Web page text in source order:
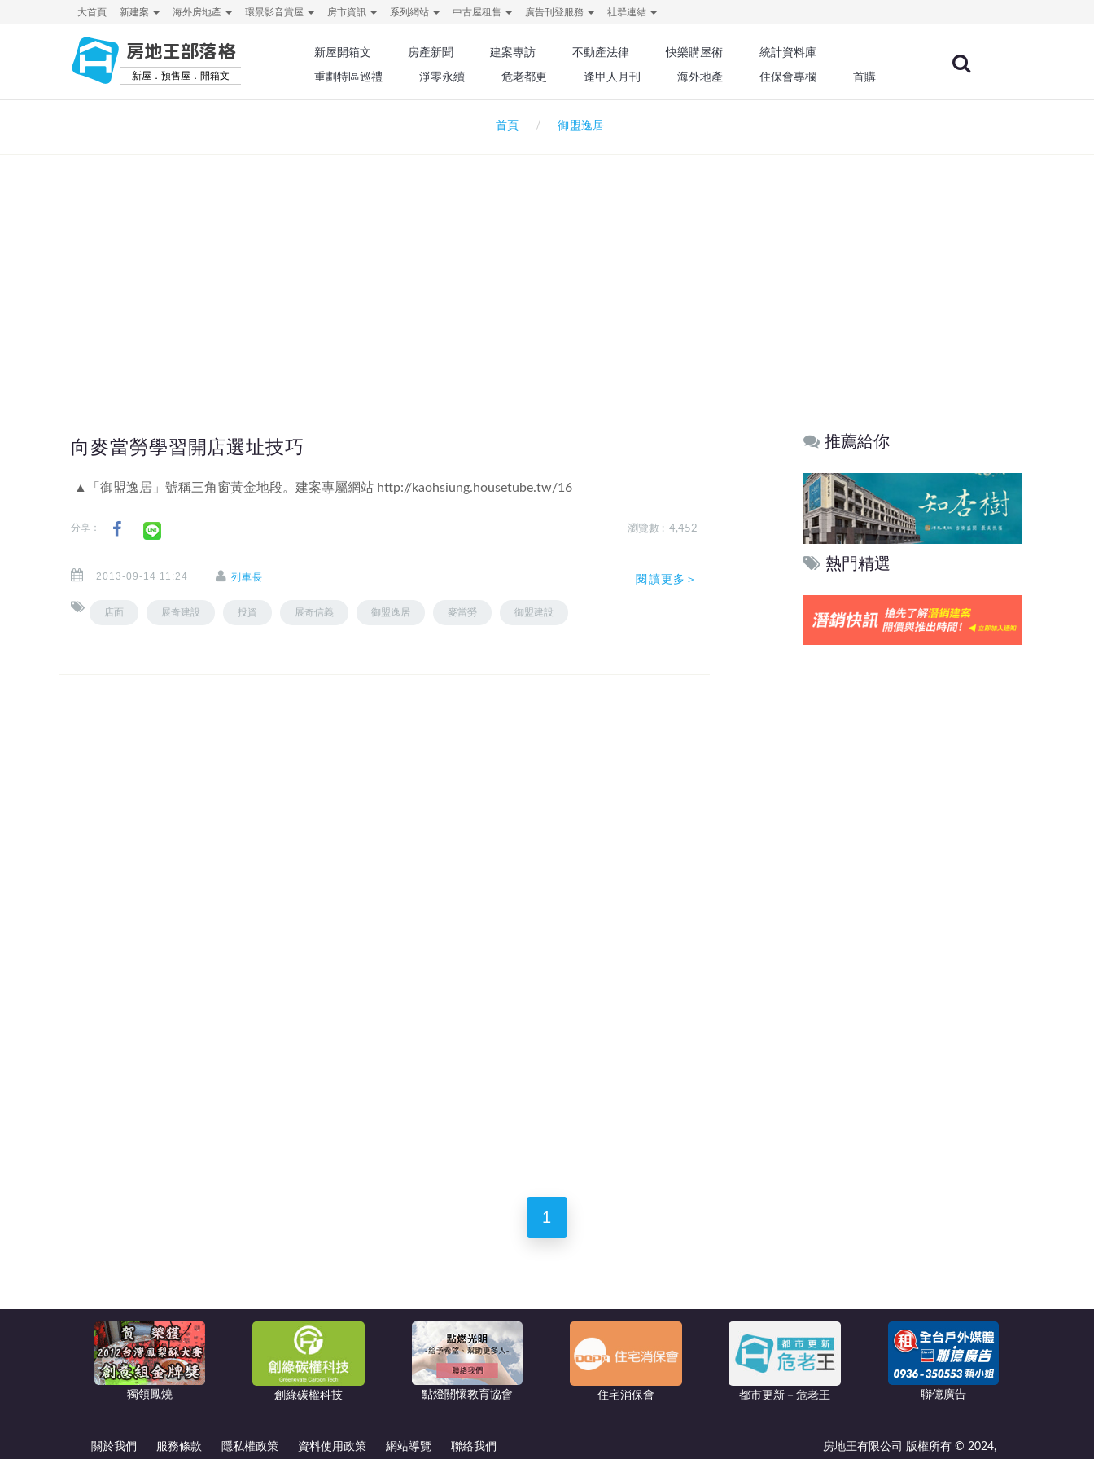
大首頁 新建案 海外房地產 環景影音賞屋 房市資訊 系列網站 中古屋租售 廣告刊登服務 社群連結
房地王部落格
新屋．預售屋．開箱文
新屋開箱文 房產新聞 建案專訪 不動產法律 快樂購屋術
統計資料庫
重劃特區巡禮
淨零永續 危老都更 逢甲人月刊 海外地產 住保會專欄 首購
首頁 御盟逸居
向麥當勞學習開店選址技巧
▲「御盟逸居」號稱三角窗黃金地段。建案專屬網站 http://kaohsiung.housetube.tw/16
分享： 瀏覽數 : 4,452
2013-09-14 11:24 列車長
店面 展奇建設 投資 展奇信義 御盟逸居 麥當勞 御盟建設
閱讀更多＞
推薦給你
熱門精選
1
獨領鳳燒 創綠碳權科技 點燈關懷教育協會 住宅消保會 都市更新－危老王 聯億廣告
關於我們 服務條款 隱私權政策 資料使用政策 網站導覽 聯絡我們 房地王有限公司 版權所有 © 2024,